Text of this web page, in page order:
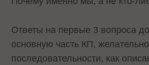
Ответы на первые 3 вопроса
основную часть КП,
последовательности, как